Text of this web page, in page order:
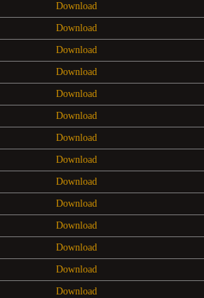
Download
Download
Download
Download
Download
Download
Download
Download
Download
Download
Download
Download
Download
Download